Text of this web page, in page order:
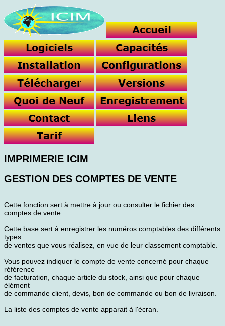
IMPRIMERIE ICIM
GESTION DES COMPTES DE VENTE
Cette fonction sert à mettre à jour ou consulter le fichier des
comptes de vente.
Cette base sert à enregistrer les numéros comptables des différents
types
de ventes que vous réalisez, en vue de leur classement comptable.
Vous pouvez indiquer le compte de vente concerné pour chaque
référence
de facturation, chaque article du stock, ainsi que pour chaque
élément
de commande client, devis, bon de commande ou bon de livraison.
La liste des comptes de vente apparait à l'écran.